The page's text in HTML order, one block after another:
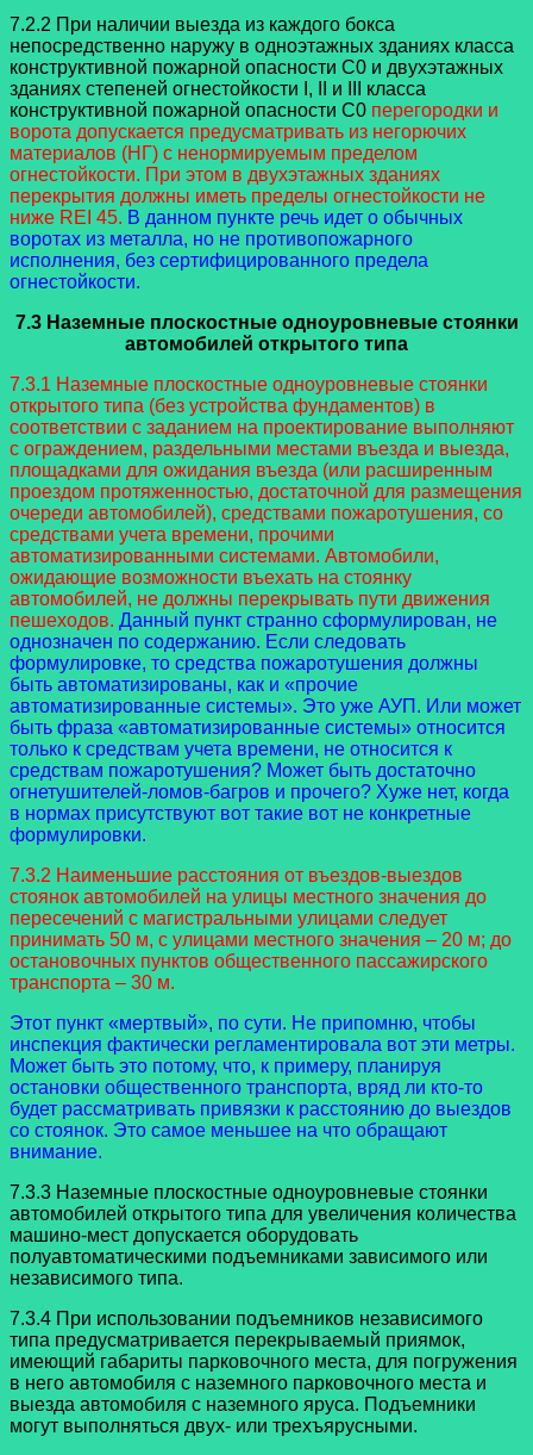
7.2.2 При наличии выезда из каждого бокса
непосредственно наружу в одноэтажных зданиях класса
конструктивной пожарной опасности С0 и двухэтажных
зданиях степеней огнестойкости I, II и III класса
конструктивной пожарной опасности С0 перегородки и
ворота допускается предусматривать из негорючих
материалов (НГ) с ненормируемым пределом
огнестойкости. При этом в двухэтажных зданиях
перекрытия должны иметь пределы огнестойкости не
ниже REI 45. В данном пункте речь идет о обычных
воротах из металла, но не противопожарного
исполнения, без сертифицированного предела
огнестойкости.
7.3 Наземные плоскостные одноуровневые стоянки
автомобилей открытого типа
7.3.1 Наземные плоскостные одноуровневые стоянки
открытого типа (без устройства фундаментов) в
соответствии с заданием на проектирование выполняют
с ограждением, раздельными местами въезда и выезда,
площадками для ожидания въезда (или расширенным
проездом протяженностью, достаточной для размещения
очереди автомобилей), средствами пожаротушения, со
средствами учета времени, прочими
автоматизированными системами. Автомобили,
ожидающие возможности въехать на стоянку
автомобилей, не должны перекрывать пути движения
пешеходов. Данный пункт странно сформулирован, не
однозначен по содержанию. Если следовать
формулировке, то средства пожаротушения должны
быть автоматизированы, как и «прочие
автоматизированные системы». Это уже АУП. Или может
быть фраза «автоматизированные системы» относится
только к средствам учета времени, не относится к
средствам пожаротушения? Может быть достаточно
огнетушителей-ломов-багров и прочего? Хуже нет, когда
в нормах присутствуют вот такие вот не конкретные
формулировки.
7.3.2 Наименьшие расстояния от въездов-выездов
стоянок автомобилей на улицы местного значения до
пересечений с магистральными улицами следует
принимать 50 м, с улицами местного значения – 20 м; до
остановочных пунктов общественного пассажирского
транспорта – 30 м.
Этот пункт «мертвый», по сути. Не припомню, чтобы
инспекция фактически регламентировала вот эти метры.
Может быть это потому, что, к примеру, планируя
остановки общественного транспорта, вряд ли кто-то
будет рассматривать привязки к расстоянию до выездов
со стоянок. Это самое меньшее на что обращают
внимание.
7.3.3 Наземные плоскостные одноуровневые стоянки
автомобилей открытого типа для увеличения количества
машино-мест допускается оборудовать
полуавтоматическими подъемниками зависимого или
независимого типа.
7.3.4 При использовании подъемников независимого
типа предусматривается перекрываемый приямок,
имеющий габариты парковочного места, для погружения
в него автомобиля с наземного парковочного места и
выезда автомобиля с наземного яруса. Подъемники
могут выполняться двух- или трехъярусными.